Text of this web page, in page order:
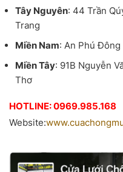
Tây Nguyên: 44 Trần
Trang
Miền Nam: An Phú Đông
Miền Tây: 91B Nguyễn
Thơ
HOTLINE: 0969.985.168
Website: